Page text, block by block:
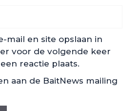
mail en site opslaan in
voor de volgende keer
reactie plaats.
aan de BaitNews mailing